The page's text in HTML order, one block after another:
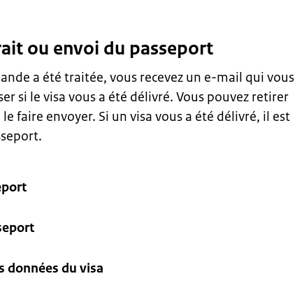
ou envoi du passeport
a été traitée, vous recevez un e-mail qui vous
si le visa vous a été délivré. Vous pouvez retirer
faire envoyer. Si un visa vous a été délivré, il est
données du visa